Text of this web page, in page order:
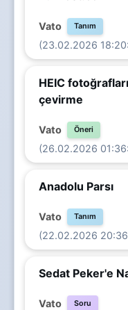
Vato Tanım
(23.02.2026
HEIC
çevirme
Vato Öneri
(26.02.2026
Anadolu Parsı
Vato Tanım
(22.02.2026
Sedat Peker'e
Vato Soru